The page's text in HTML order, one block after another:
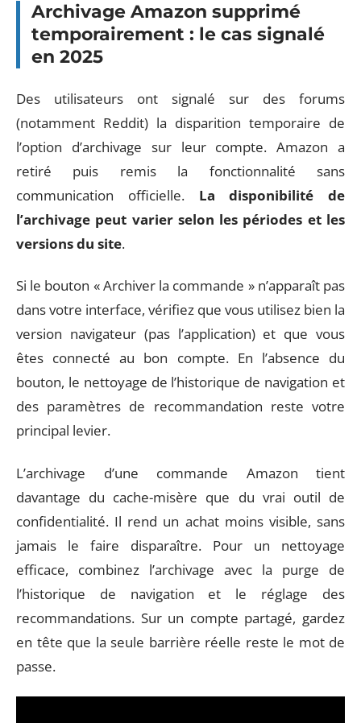
Archivage Amazon supprimé
temporairement : le cas signalé
en 2025
Des utilisateurs ont signalé sur des forums
(notamment Reddit) la disparition temporaire de
l’option d’archivage sur leur compte. Amazon a
retiré puis remis la fonctionnalité sans
communication officielle. La disponibilité de
l’archivage peut varier selon les périodes et les
versions du site.
Si le bouton « Archiver la commande » n’apparaît pas
dans votre interface, vérifiez que vous utilisez bien la
version navigateur (pas l’application) et que vous
êtes connecté au bon compte. En l’absence du
bouton, le nettoyage de l’historique de navigation et
des paramètres de recommandation reste votre
principal levier.
L’archivage d’une commande Amazon tient
davantage du cache-misère que du vrai outil de
confidentialité. Il rend un achat moins visible, sans
jamais le faire disparaître. Pour un nettoyage
efficace, combinez l’archivage avec la purge de
l’historique de navigation et le réglage des
recommandations. Sur un compte partagé, gardez
en tête que la seule barrière réelle reste le mot de
passe.